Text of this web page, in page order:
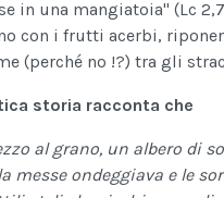
in una mangiatoia" (Lc
con i frutti acerbi,
(perché no !?) tra gli
storia racconta che
al grano, un albero di
messe ondeggiava e le